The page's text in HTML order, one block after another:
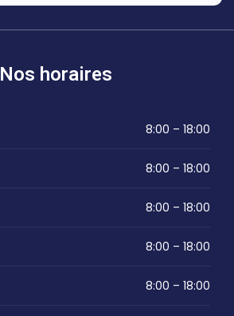
Nos horaires
8:00 – 18:00
8:00 – 18:00
8:00 – 18:00
8:00 – 18:00
8:00 – 18:00